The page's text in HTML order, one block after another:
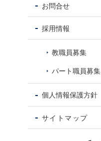
お問合せ
採用情報
教職員募集
パート職員募集
個人情報保護方針
サイトマップ